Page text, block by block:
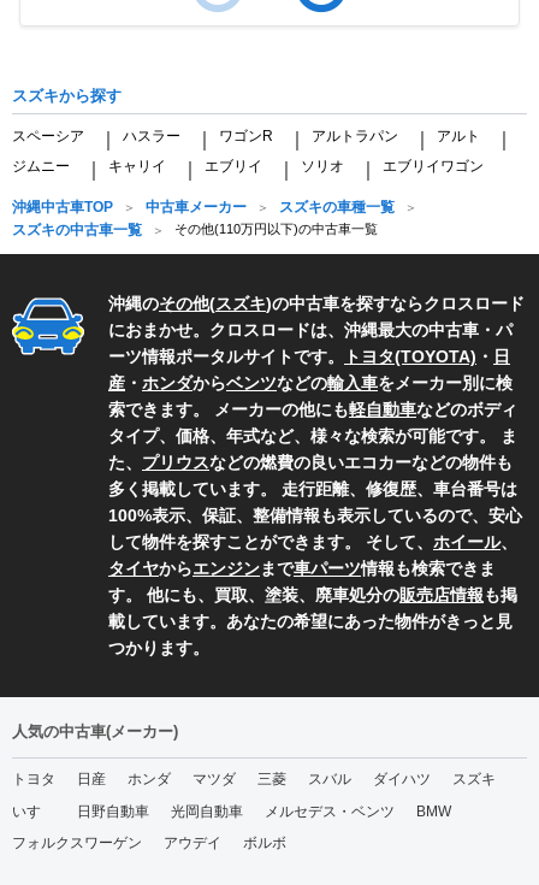
2
スズキから探す
スペーシア ハスラー ワゴンR アルトラパン アルト
ジムニー キャリイ エブリイ ソリオ エブリイワゴン
沖縄中古車TOP 中古車メーカー
スズキの車種一覧
スズキの中古車一覧
その他(110万円以下)の中古車一覧
沖縄のその他(スズキ)の中古車を探すならクロスロード
におまかせ。クロスロードは、沖縄最大の中古車・パ
ーツ情報ポータルサイトです。
トヨタ(TOYOTA) ・ 日
産 ・ ホンダからベンツなどの輸入車をメーカー別に検
索できます。 メーカーの他にも軽自動車などのボディ
タイプ、価格、年式など、様々な検索が可能です。 ま
た、 プリウスなどの燃費の良いエコカーなどの物件も
多く掲載しています。 走行距離、修復歴、車台番号は
100%表示、保証、整備情報も表示しているので、安心
して物件を探すことができます。 そして、 ホイール、
タイヤからエンジンまで車パーツ情報も検索できま
す。 他にも、買取、塗装、廃車処分の販売店情報も掲
載しています。あなたの希望にあった物件がきっと見
つかります。
人気の中古車(メーカー)
トヨタ 日産 ホンダ マツダ 三菱 スバル ダイハツ
スズキ
いすゞ
日野自動車 光岡自動車 メルセデス・ベンツ
BMW
フォルクスワーゲン
アウデイ ボルボ